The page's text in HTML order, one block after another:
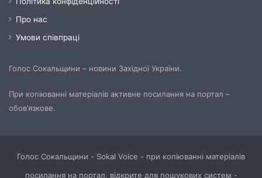
Про нас
Умови співпраці
Голос Сокальщини – новини Західної України.
При копіюванні матеріалів активне посилання на портал –
обов’язкове.
Голос Сокальщини - Sokal Voice - при копіюванні матеріалів
посилання на портал, відкрите для пошукових систем -